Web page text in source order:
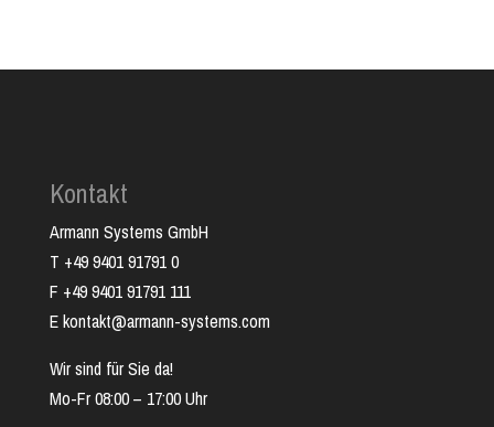
Kontakt
Armann Systems GmbH
T +49 9401 91791 0
F +49 9401 91791 111
E kontakt@armann-systems.com
Wir sind für Sie da!
Mo-Fr 08:00 – 17:00 Uhr